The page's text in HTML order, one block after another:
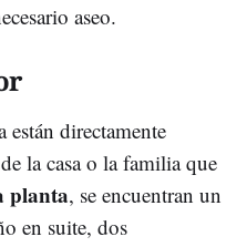
aseo.
están directamente
la casa o la familia que
planta, se encuentran un
en suite, dos